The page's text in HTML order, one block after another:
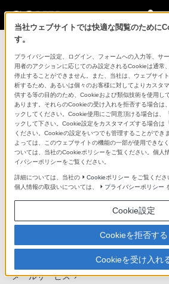
ソニーストアのご利用
ご利用ガイドでは、ソニーストア
スに関しまとめてご案内しておりま
ご利用の前に
ソニーストア 店舗のご案内
ソニーショップ（ソニーストア取次店）
ソニーストアの特典・サービス
（長期保証、下取サービス、設置・設定
定期クーポンのプレゼントについて
メールサービス
当社ウェブサイトでは快適な閲覧のために
す。
プライバシー設定、ログイン、フォームへの入力等、サ
用者のアクションに応じてのみ設定されるCookieは通常
停止することができません。また、当社は、ウェブサイ
析するため、あるいは個々のお客様に対してよりカスタ
供する等の目的のため、Cookieおよび類似技術を使用し
あります。それらのCookieの受け入れを拒否する場合は
ックしてください。Cookie使用にご同意頂ける場合は、
ックして下さい。Cookie設定をカスタマイズする場合は
ください。Cookieの設定をいつでも管理することができ
よっては、このウェブサイトの機能の一部が使用できな
ついては、当社のCookieポリシーをご覧ください。個人
イバシーポリシーをご覧ください。
詳細については、当社の Cookieポリシー をご覧くださ
個人情報の取扱いについては、
プライバシーポリシー
Cookie設定
Cookieを拒否する
Cookieを受け入れ